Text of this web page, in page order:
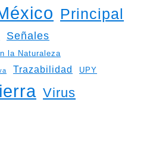
Principal
Señales
la Naturaleza
Trazabilidad UPY
Virus